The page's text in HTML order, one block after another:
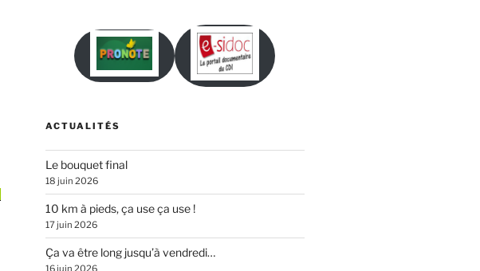
ACTUALITÉS
Le bouquet final
18 juin 2026
10 km à pieds, ça use ça use !
17 juin 2026
Ça va être long jusqu’à vendredi…
16 juin 2026